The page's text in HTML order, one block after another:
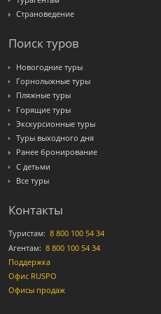
Страноведение
Поиск туров
Новогодние туры
Горнолыжные туры
Пляжные туры
Горящие туры
Экскурсионные туры
Туры выходного дня
Ранее бронирование
С детьми
Все туры
Контакты
Туристам: 8 800 100 54 34
Агентам: 8 800 100 54 34
Поддержка
Офис RUSPO
Офисы продаж